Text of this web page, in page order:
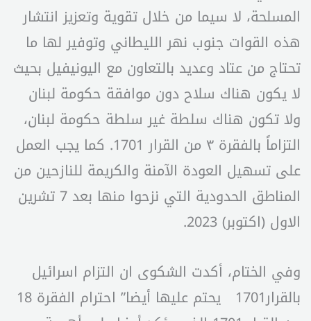
المسلحة، لا سيما من خلال تقوية وتعزيز انتشار
هذه القوات جنوب نهر الليطاني وتوفير لها ما
تحتاج من عتاد وعديد بالتعاون مع اليونيفيل بحيث
لا يكون هناك سلاح دون موافقة حكومة لبنان
ولا تكون هناك سلطة غير سلطة حكومة لبنان،
التزاماً بالفقرة ٣ من القرار 1701. كما يجب العمل
على تسهيل العودة الآمنة والكريمة للنازحين من
المناطق الحدودية التي نزحوا منها بعد 7 تشرين
الاول (اكتوبر) 2023.
وفي الختام، أكدت الشكوى ان التزام اسرائيل
بالقرار1701 يحتم عليها أيضا” احترام الفقرة 18